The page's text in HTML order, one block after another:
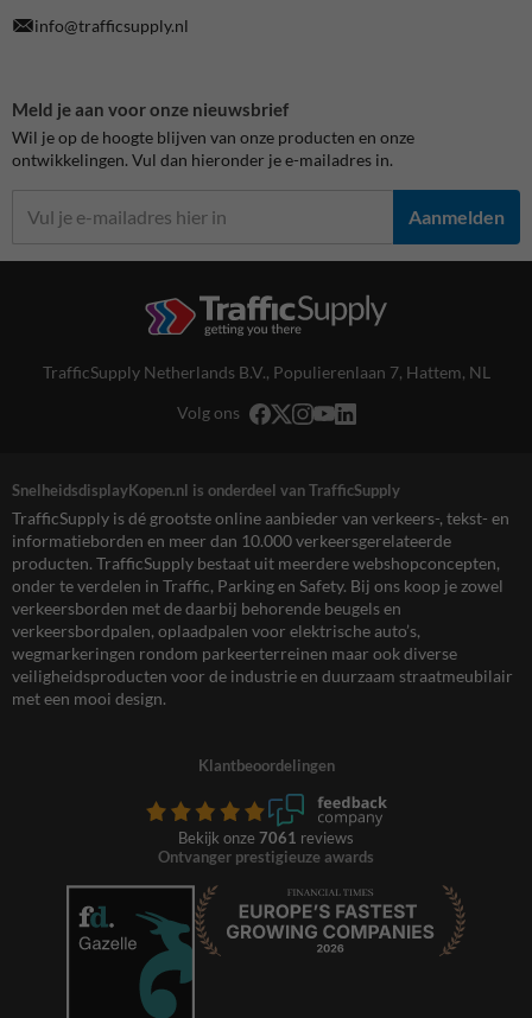
info@trafficsupply.nl
Meld je aan voor onze nieuwsbrief
Wil je op de hoogte blijven van onze producten en onze
ontwikkelingen. Vul dan hieronder je e-mailadres in.
Aanmelden
TrafficSupply Netherlands B.V., Populierenlaan 7, Hattem, NL
Volg ons
SnelheidsdisplayKopen.nl is onderdeel van TrafficSupply
TrafficSupply is dé grootste online aanbieder van verkeers-, tekst- en
informatieborden en meer dan 10.000 verkeersgerelateerde
producten. TrafficSupply bestaat uit meerdere webshopconcepten,
onder te verdelen in Traffic, Parking en Safety. Bij ons koop je zowel
verkeersborden met de daarbij behorende beugels en
verkeersbordpalen, oplaadpalen voor elektrische auto’s,
wegmarkeringen rondom parkeerterreinen maar ook diverse
veiligheidsproducten voor de industrie en duurzaam straatmeubilair
met een mooi design.
Klantbeoordelingen
Bekijk onze 7061 reviews
Ontvanger prestigieuze awards